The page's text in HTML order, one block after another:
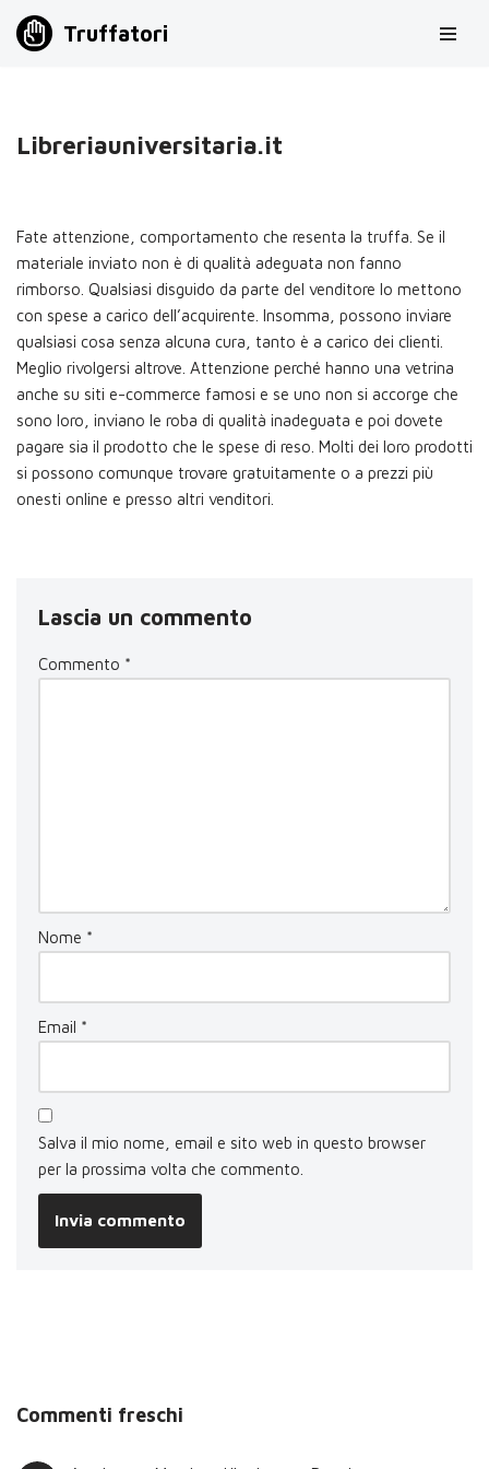
Truffatori
Libreriauniversitaria.it
Fate attenzione, comportamento che resenta la truffa. Se il
materiale inviato non è di qualità adeguata non fanno
rimborso. Qualsiasi disguido da parte del venditore lo mettono
con spese a carico dell’acquirente. Insomma, possono inviare
qualsiasi cosa senza alcuna cura, tanto è a carico dei clienti.
Meglio rivolgersi altrove. Attenzione perché hanno una vetrina
anche su siti e-commerce famosi e se uno non si accorge che
sono loro, inviano le roba di qualità inadeguata e poi dovete
pagare sia il prodotto che le spese di reso. Molti dei loro prodotti
si possono comunque trovare gratuitamente o a prezzi più
onesti online e presso altri venditori.
Lascia un commento
Commento *
Nome *
Email *
Salva il mio nome, email e sito web in questo browser
per la prossima volta che commento.
Commenti freschi